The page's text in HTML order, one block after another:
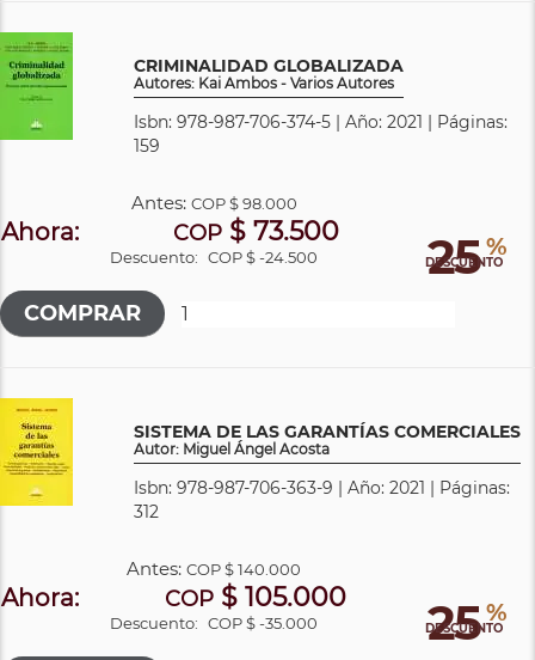
CRIMINALIDAD GLOBALIZADA
Autores: Kai Ambos - Varios Autores
Isbn: 978-987-706-374-5 | Año: 2021 | Páginas:
159
25 %
DESCUENTO
Antes: COP$ 98.000
Ahora: COP$ 73.500
Descuento: COP $ -24.500
SISTEMA DE LAS GARANTÍAS COMERCIALES
Autor: Miguel Ángel Acosta
Isbn: 978-987-706-363-9 | Año: 2021 | Páginas:
312
25 %
DESCUENTO
Antes:COP$ 140.000
Ahora: COP $ 105.000
Descuento: COP $ -35.000